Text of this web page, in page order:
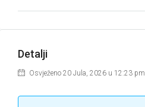
Detalji
Osvježeno 20 Jula, 2026 u 12:23 pm